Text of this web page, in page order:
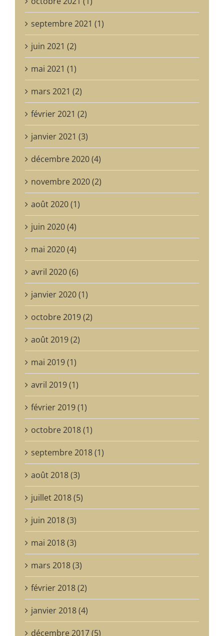
septembre 2021 (1)
juin 2021 (2)
mai 2021 (1)
mars 2021 (2)
février 2021 (2)
janvier 2021 (3)
décembre 2020 (4)
novembre 2020 (2)
août 2020 (1)
juin 2020 (4)
mai 2020 (4)
avril 2020 (6)
janvier 2020 (1)
octobre 2019 (2)
août 2019 (2)
mai 2019 (1)
avril 2019 (1)
février 2019 (1)
octobre 2018 (1)
septembre 2018 (1)
août 2018 (3)
juillet 2018 (5)
juin 2018 (3)
mai 2018 (3)
mars 2018 (3)
février 2018 (2)
janvier 2018 (4)
décembre 2017 (5)